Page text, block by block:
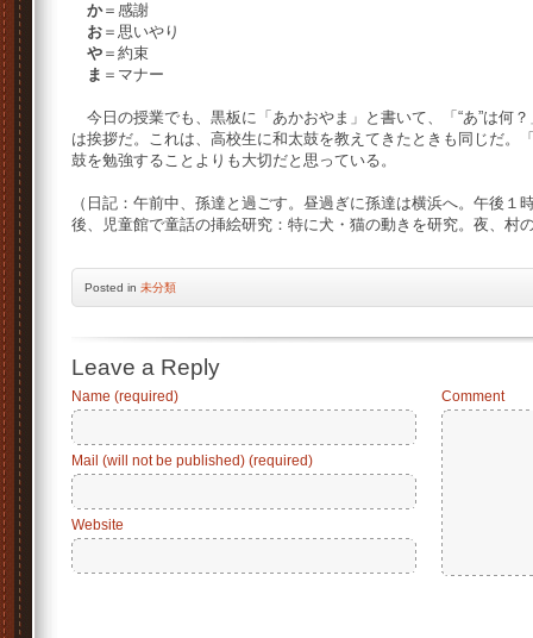
か＝感謝
お ＝思いやり
や ＝約束
ま ＝マナー
今日の授業でも、黒板に「あかおやま」と書いて、「“あ”は何
は挨拶だ。これは、高校生に和太鼓を教えてきたときも同じだ。
鼓を勉強することよりも大切だと思っている。
（日記：午前中、孫達と過ごす。昼過ぎに孫達は横浜へ。午後
後、児童館で童話の挿絵研究：特に犬・猫の動きを研究。夜、
Posted in 未分類
Leave a Reply
Name (required)
Mail (will not be published) (required)
Website
Comment